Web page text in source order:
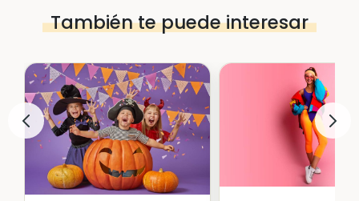
También te puede interesar